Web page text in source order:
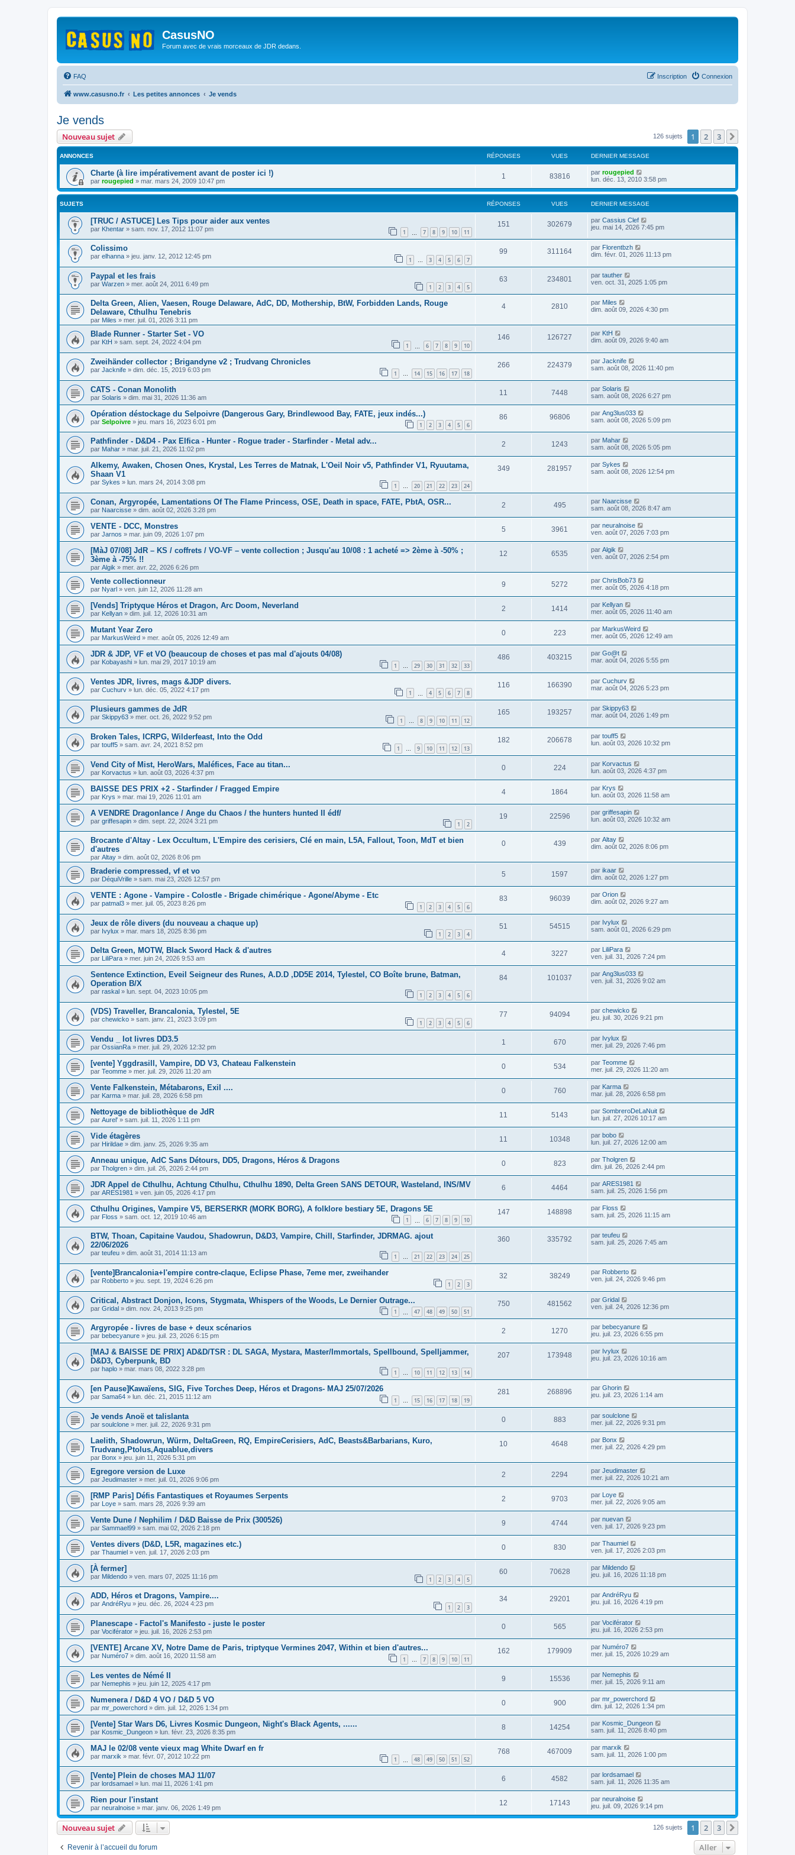
CasusNO
Forum avec de vrais morceaux de JDR dedans.
FAQ Connexion
Inscription
www.casusno.fr Les petites annonces Je vends
Je vends
Nouveau sujet 126 sujets 1 2 3
ANNONCES RÉPONSES VUES DERNIER MESSAGE
Charte (à lire impérativement avant de poster ici !)
par rougepied » mar. mars 24, 2009 10:47 pm
1 83816 par rougepied
lun. déc. 13, 2010 3:58 pm
SUJETS RÉPONSES VUES DERNIER MESSAGE
[TRUC / ASTUCE] Les Tips pour aider aux ventes
par Khentar » sam. nov. 17, 2012 11:07 pm 1 7 8 9 10 11
151 302679 par Cassius Clef
jeu. mai 14, 2026 7:45 pm
Colissimo
par elhanna » jeu. janv. 12, 2012 12:45 pm 1 … 3 4 5 6 7
99 311164 par Florentbzh
dim. févr. 01, 2026 11:13 pm
Paypal et les frais
par Warzen » mer. août 24, 2011 6:49 pm 1 2 3 4 5
63 234801 par tauther
ven. oct. 31, 2025 1:05 pm
Delta Green, Alien, Vaesen, Rouge Delaware, AdC, DD, Mothership, BtW, Forbidden Lands, Rouge
Delaware, Cthulhu Tenebris
par Miles » mer. juil. 01, 2026 3:11 pm
4 2810 par Miles
dim. août 09, 2026 4:30 pm
Blade Runner - Starter Set - VO
par KtH » sam. sept. 24, 2022 4:04 pm 1 6 7 8 9 10
146 126727 par KtH
dim. août 09, 2026 9:40 am
Zweihänder collector ; Brigandyne v2 ; Trudvang Chronicles
par Jacknife » dim. déc. 15, 2019 6:03 pm 1 … 14 15 16 17 18
266 224379 par Jacknife
sam. août 08, 2026 11:40 pm
CATS - Conan Monolith
par Solaris » dim. mai 31, 2026 11:36 am
11 7448 par Solaris
sam. août 08, 2026 6:27 pm
Opération déstockage du Selpoivre (Dangerous Gary, Brindlewood Bay, FATE, jeux indés...)
par Selpoivre » jeu. mars 16, 2023 6:01 pm 1 2 3 4 5 6
86 96806 par Ang3lus033
sam. août 08, 2026 5:09 pm
Pathfinder - D&D4 - Pax Elfica - Hunter - Rogue trader - Starfinder - Metal adv...
par Mahar » mar. juil. 21, 2026 11:02 pm
2 1243 par Mahar
sam. août 08, 2026 5:05 pm
Alkemy, Awaken, Chosen Ones, Krystal, Les Terres de Matnak, L'Oeil Noir v5, Pathfinder V1, Ryuutama,
Shaan V1
par Sykes » lun. mars 24, 2014 3:08 pm 1 … 20 21 22 23 24
349 281957 par Sykes
sam. août 08, 2026 12:54 pm
Conan, Argyropée, Lamentations Of The Flame Princess, OSE, Death in space, FATE, PbtA, OSR...
par Naarcisse » dim. août 02, 2026 3:28 pm
2 495 par Naarcisse
sam. août 08, 2026 8:47 am
VENTE - DCC, Monstres
par Jarnos » mar. juin 09, 2026 1:07 pm
5 3961 par neuralnoise
ven. août 07, 2026 7:03 pm
[MàJ 07/08] JdR – KS / coffrets / VO-VF – vente collection ; Jusqu'au 10/08 : 1 acheté => 2ème à -50% ;
3ème à -75% !!
par Algik » mer. avr. 22, 2026 6:26 pm
12 6535 par Algik
ven. août 07, 2026 2:54 pm
Vente collectionneur
par Nyarl » ven. juin 12, 2026 11:28 am
9 5272 par ChrisBob73
mer. août 05, 2026 4:18 pm
[Vends] Triptyque Héros et Dragon, Arc Doom, Neverland
par Kellyan » dim. juil. 12, 2026 10:31 am
2 1414 par Kellyan
mer. août 05, 2026 11:40 am
Mutant Year Zero
par MarkusWeird » mer. août 05, 2026 12:49 am
0 223 par MarkusWeird
mer. août 05, 2026 12:49 am
JDR & JDP, VF et VO (beaucoup de choses et pas mal d'ajouts 04/08)
par Kobayashi » lun. mai 29, 2017 10:19 am 1 … 29 30 31 32 33
486 403215 par Go@t
mar. août 04, 2026 5:55 pm
Ventes JDR, livres, mags &JDP divers.
par Cuchurv » lun. déc. 05, 2022 4:17 pm 1 4 5 6 7 8
116 166390 par Cuchurv
mar. août 04, 2026 5:23 pm
Plusieurs gammes de JdR
par Skippy63 » mer. oct. 26, 2022 9:52 pm 1 … 8 9 10 11 12
165 193257 par Skippy63
mar. août 04, 2026 1:49 pm
Broken Tales, ICRPG, Wilderfeast, Into the Odd
par touff5 » sam. avr. 24, 2021 8:52 pm 1 … 9 10 11 12 13
182 206678 par touff5
lun. août 03, 2026 10:32 pm
Vend City of Mist, HeroWars, Maléfices, Face au titan...
par Korvactus » lun. août 03, 2026 4:37 pm
0 224 par Korvactus
lun. août 03, 2026 4:37 pm
BAISSE DES PRIX +2 - Starfinder / Fragged Empire
par Krys » mar. mai 19, 2026 11:01 am
4 1864 par Krys
lun. août 03, 2026 11:58 am
A VENDRE Dragonlance / Ange du Chaos / the hunters hunted II édf/
par griffesapin » dim. sept. 22, 2024 3:21 pm 1 2
19 22596 par griffesapin
lun. août 03, 2026 10:32 am
Brocante d'Altay - Lex Occultum, L'Empire des cerisiers, Clé en main, L5A, Fallout, Toon, MdT et bien
d'autres
par Altay » dim. août 02, 2026 8:06 pm
0 439 par Altay
dim. août 02, 2026 8:06 pm
Braderie compressed, vf et vo
par DéquiVrille » sam. mai 23, 2026 12:57 pm
5 1597 par ikaar
dim. août 02, 2026 1:27 pm
VENTE : Agone - Vampire - Colostle - Brigade chimérique - Agone/Abyme - Etc
par patmal3 » mer. juil. 05, 2023 8:26 pm 1 2 3 4 5 6
83 96039 par Orion
dim. août 02, 2026 9:27 am
Jeux de rôle divers (du nouveau a chaque up)
par Ivylux » mar. mars 18, 2025 8:36 pm 1 2 3 4
51 54515 par Ivylux
sam. août 01, 2026 6:29 pm
Delta Green, MOTW, Black Sword Hack & d'autres
par LiliPara » mer. juin 24, 2026 9:53 am
4 3227 par LiliPara
ven. juil. 31, 2026 7:24 pm
Sentence Extinction, Eveil Seigneur des Runes, A.D.D ,DD5E 2014, Tylestel, CO Boîte brune, Batman,
Operation B/X
par raskal » lun. sept. 04, 2023 10:05 pm 1 2 3 4 5 6
84 101037 par Ang3lus033
ven. juil. 31, 2026 9:02 am
(VDS) Traveller, Brancalonia, Tylestel, 5E
par chewicko » sam. janv. 21, 2023 3:09 pm 1 2 3 4 5 6
77 94094 par chewicko
jeu. juil. 30, 2026 9:21 pm
Vendu _ lot livres DD3.5
par OssianRa » mer. juil. 29, 2026 12:32 pm
1 670 par Ivylux
mer. juil. 29, 2026 7:46 pm
[vente] Yggdrasill, Vampire, DD V3, Chateau Falkenstein
par Teomme » mer. juil. 29, 2026 11:20 am
0 534 par Teomme
mer. juil. 29, 2026 11:20 am
Vente Falkenstein, Métabarons, Exil ....
par Karma » mar. juil. 28, 2026 6:58 pm
0 760 par Karma
mar. juil. 28, 2026 6:58 pm
Nettoyage de bibliothèque de JdR
par Aurel' » sam. juil. 11, 2026 1:11 pm
11 5143 par SombreroDeLaNuit
lun. juil. 27, 2026 10:17 am
Vide étagères
par Hirildae » dim. janv. 25, 2026 9:35 am
11 10348 par bobo
lun. juil. 27, 2026 12:00 am
Anneau unique, AdC Sans Détours, DD5, Dragons, Héros & Dragons
par Tholgren » dim. juil. 26, 2026 2:44 pm
0 823 par Tholgren
dim. juil. 26, 2026 2:44 pm
JDR Appel de Cthulhu, Achtung Cthulhu, Cthulhu 1890, Delta Green SANS DETOUR, Wasteland, INS/MV
par ARES1981 » ven. juin 05, 2026 4:17 pm
6 4464 par ARES1981
sam. juil. 25, 2026 1:56 pm
Cthulhu Origines, Vampire V5, BERSERKR (MORK BORG), A folklore bestiary 5E, Dragons 5E
par Floss » sam. oct. 12, 2019 10:46 am 1 6 7 8 9 10
147 148898 par Floss
sam. juil. 25, 2026 11:15 am
BTW, Thoan, Capitaine Vaudou, Shadowrun, D&D3, Vampire, Chill, Starfinder, JDRMAG. ajout
22/06/2026
par teufeu » dim. août 31, 2014 11:13 am 1 … 21 22 23 24 25
360 335792 par teufeu
sam. juil. 25, 2026 7:45 am
[vente]Brancalonia+l'empire contre-claque, Eclipse Phase, 7eme mer, zweihander
par Robberto » jeu. sept. 19, 2024 6:26 pm 1 2 3
32 38249 par Robberto
ven. juil. 24, 2026 9:46 pm
Critical, Abstract Donjon, Icons, Stygmata, Whispers of the Woods, Le Dernier Outrage...
par Gridal » dim. nov. 24, 2013 9:25 pm 1 47 48 49 50 51
750 481562 par Gridal
ven. juil. 24, 2026 12:36 pm
Argyropée - livres de base + deux scénarios
par bebecyanure » jeu. juil. 23, 2026 6:15 pm
2 1270 par bebecyanure
jeu. juil. 23, 2026 6:55 pm
[MAJ & BAISSE DE PRIX] AD&D/TSR : DL SAGA, Mystara, Master/Immortals, Spellbound, Spelljammer,
D&D3, Cyberpunk, BD
par haplo » mar. mars 08, 2022 3:28 pm 1 … 10 11 12 13 14
207 173948 par Ivylux
jeu. juil. 23, 2026 10:16 am
[en Pause]Kawaïens, SIG, Five Torches Deep, Héros et Dragons- MAJ 25/07/2026
par Sama64 » lun. déc. 21, 2015 11:12 am 1 … 15 16 17 18 19
281 268896 par Ghorin
jeu. juil. 23, 2026 1:14 am
Je vends Anoë et talislanta
par soulclone » mer. juil. 22, 2026 9:31 pm
0 883 par soulclone
mer. juil. 22, 2026 9:31 pm
Laelith, Shadowrun, Würm, DeltaGreen, RQ, EmpireCerisiers, AdC, Beasts&Barbarians, Kuro,
Trudvang,Ptolus,Aquablue,divers
par Bonx » jeu. juin 11, 2026 5:31 pm
10 4648 par Bonx
mer. juil. 22, 2026 4:29 pm
Egregore version de Luxe
par Jeudimaster » mer. juil. 01, 2026 9:06 pm
2 2294 par Jeudimaster
mer. juil. 22, 2026 10:21 am
[RMP Paris] Défis Fantastiques et Royaumes Serpents
par Loye » sam. mars 28, 2026 9:39 am
2 9703 par Loye
mer. juil. 22, 2026 9:05 am
Vente Dune / Nephilim / D&D Baisse de Prix (300526)
par Sammael99 » sam. mai 02, 2026 2:18 pm
9 4744 par nuevan
ven. juil. 17, 2026 9:23 pm
Ventes divers (D&D, L5R, magazines etc.)
par Thaumiel » ven. juil. 17, 2026 2:03 pm
0 830 par Thaumiel
ven. juil. 17, 2026 2:03 pm
[À fermer]
par Mildendo » ven. mars 07, 2025 11:16 pm 1 2 3 4 5
60 70628 par Mildendo
jeu. juil. 16, 2026 11:18 pm
ADD, Héros et Dragons, Vampire....
par AndréRyu » jeu. déc. 26, 2024 4:23 pm 1 2 3
34 29201 par AndréRyu
jeu. juil. 16, 2026 4:19 pm
Planescape - Factol's Manifesto - juste le poster
par Vociférator » jeu. juil. 16, 2026 2:53 pm
0 565 par Vociférator
jeu. juil. 16, 2026 2:53 pm
[VENTE] Arcane XV, Notre Dame de Paris, triptyque Vermines 2047, Within et bien d'autres...
par Numéro7 » dim. août 16, 2020 11:58 am 1 7 8 9 10 11
162 179909 par Numéro7
mer. juil. 15, 2026 10:29 am
Les ventes de Némé II
par Nemephis » jeu. juin 12, 2025 4:17 pm
9 15536 par Nemephis
mer. juil. 15, 2026 9:11 am
Numenera / D&D 4 VO / D&D 5 VO
par mr_powerchord » dim. juil. 12, 2026 1:34 pm
0 900 par mr_powerchord
dim. juil. 12, 2026 1:34 pm
[Vente] Star Wars D6, Livres Kosmic Dungeon, Night's Black Agents, ......
par Kosmic_Dungeon » lun. févr. 23, 2026 8:35 pm
8 14254 par Kosmic_Dungeon
sam. juil. 11, 2026 8:40 pm
MAJ le 02/08 vente vieux mag White Dwarf en fr
par marxik » mar. févr. 07, 2012 10:22 pm 1 48 49 50 51 52
768 467009 par marxik
sam. juil. 11, 2026 1:00 pm
[Vente] Plein de choses MAJ 11/07
par lordsamael » lun. mai 11, 2026 1:41 pm
6 4582 par lordsamael
sam. juil. 11, 2026 11:35 am
Rien pour l'instant
par neuralnoise » mar. janv. 06, 2026 1:49 pm
12 17143 par neuralnoise
jeu. juil. 09, 2026 9:14 pm
Nouveau sujet 126 sujets 1 2 3
Revenir à l’accueil du forum Aller